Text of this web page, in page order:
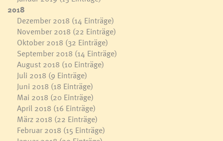
2018
Dezember 2018 (14 Einträge)
November 2018 (22 Einträge)
Oktober 2018 (32 Einträge)
September 2018 (14 Einträge)
August 2018 (10 Einträge)
Juli 2018 (9 Einträge)
Juni 2018 (18 Einträge)
Mai 2018 (20 Einträge)
April 2018 (16 Einträge)
März 2018 (22 Einträge)
Februar 2018 (15 Einträge)